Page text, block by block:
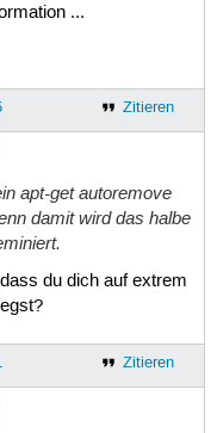
...
Zitieren
apt-get autoremove
damit wird das halbe
du dich auf extrem
Zitieren